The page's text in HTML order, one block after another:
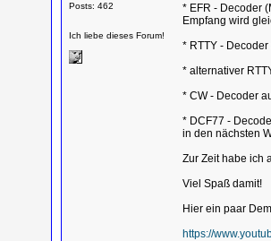
Posts: 462
Ich liebe dieses Forum!
* EFR - Decoder
Empfang wird
* RTTY -
* alternativer
* CW - Decoder
* DCF77 -
in den nächsten
Zur Zeit habe ich
Viel Spaß damit!
Hier ein paar
https://